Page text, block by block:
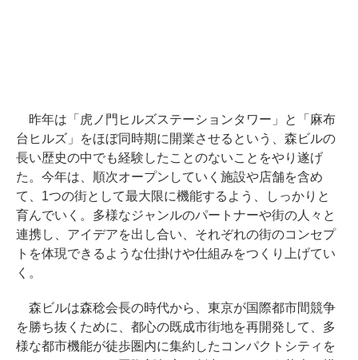
昨年は「虎ノ門ヒルズステーションタワー」と「麻布
台ヒルズ」をほぼ同時期に開業させるという、森ビルの
長い歴史の中でも経験したことのないことをやり遂げ
た。今年は、順次オープンしていく施設や店舗を含め
て、1つの街として最大限に機能するよう、しっかりと
育んでいく。多様なジャンルのパートナーや街の人々と
連携し、アイデアを出し合い、それぞれの街のコンセプ
トを体現できるような仕掛けや仕組みをつくり上げてい
く。
森ビルは森稔会長の時代から、東京が国際都市間競争
を勝ち抜くために、都心の既成市街地を再開発して、多
様な都市機能が徒歩圏内に集約したコンパクトシティを